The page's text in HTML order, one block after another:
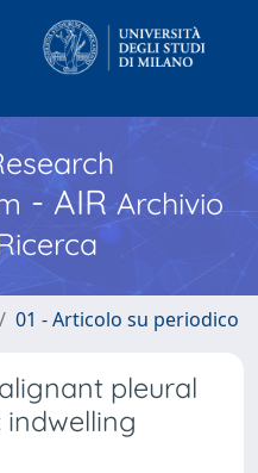
- AIR Archivio
01 - Articolo su periodico
pleural